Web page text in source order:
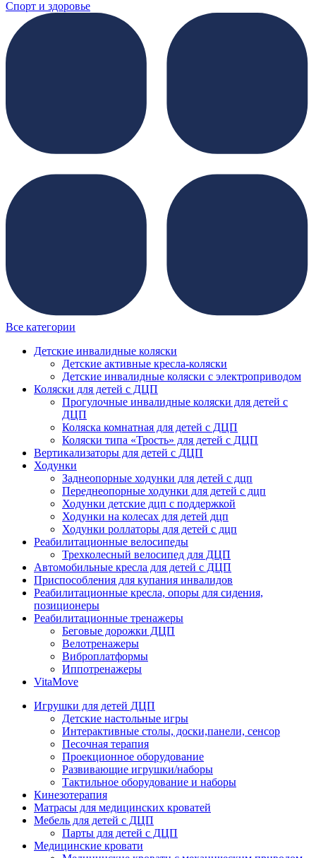
Спорт и здоровье
Все категории
Детские инвалидные коляски
Детские активные кресла-коляски
Детские инвалидные коляски с электроприводом
Коляски для детей с ДЦП
Прогулочные инвалидные коляски для детей с
ДЦП
Коляска комнатная для детей с ДЦП
Коляски типа «Трость» для детей с ДЦП
Вертикализаторы для детей с ДЦП
Ходунки
Заднеопорные ходунки для детей с дцп
Переднеопорные ходунки для детей с дцп
Ходунки детские дцп с поддержкой
Ходунки на колесах для детей дцп
Ходунки роллаторы для детей с дцп
Реабилитационные велосипеды
Трехколесный велосипед для ДЦП
Автомобильные кресла для детей с ДЦП
Приспособления для купания инвалидов
Реабилитационные кресла, опоры для сидения,
позиционеры
Реабилитационные тренажеры
Беговые дорожки ДЦП
Велотренажеры
Виброплатформы
Иппотренажеры
VitaMove
Игрушки для детей ДЦП
Детские настольные игры
Интерактивные столы, доски,панели, сенсор
Песочная терапия
Проекционное оборудование
Развивающие игрушки/наборы
Тактильное оборудование и наборы
Кинезотерапия
Матрасы для медицинских кроватей
Мебель для детей с ДЦП
Парты для детей с ДЦП
Медицинские кровати